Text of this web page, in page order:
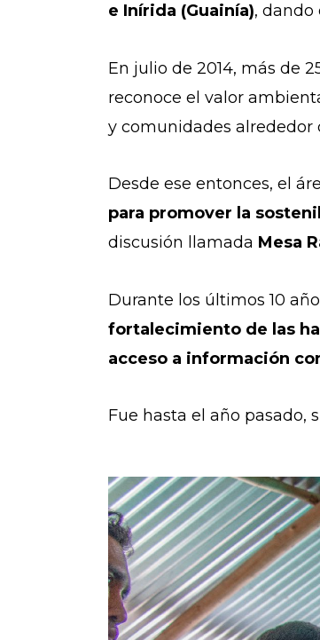
e Inírida (Guainía), dando
En julio de 2014, más de
reconoce el valor
y comunidades alrededor
Desde ese entonces, el
para promover la
discusión llamada Mesa
Durante los últimos 10
fortalecimiento de las
acceso a información
Fue hasta el año pasado,